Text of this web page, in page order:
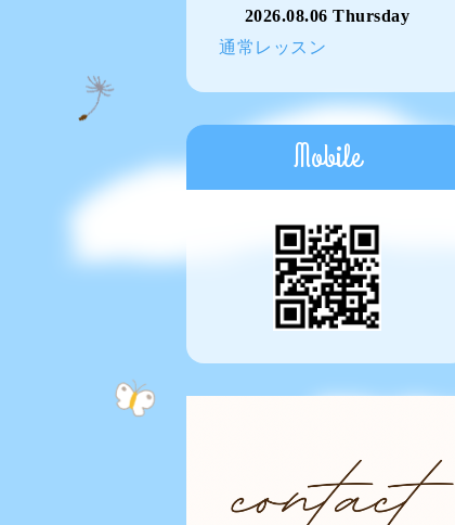
2026.08.06 Thursday
通常レッスン
Mobile